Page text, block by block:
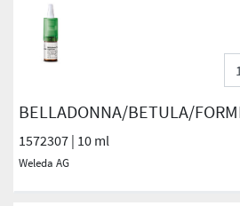
BELLADONNA/BETULA/
1572307 | 10 ml
Weleda AG